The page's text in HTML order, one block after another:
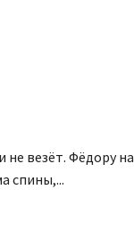
не везёт. Фёдору на
спины,...